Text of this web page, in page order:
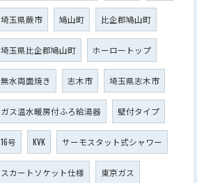
埼玉県蕨市 鳩山町 比企郡鳩山町
埼玉県比企郡鳩山町 ホーロートップ
無水両面焼き 志木市 埼玉県志木市
ガス温水暖房付ふろ給湯器 壁付タイプ
16号 KVK サーモスタット式シャワー
スカートソケット仕様 東京ガス